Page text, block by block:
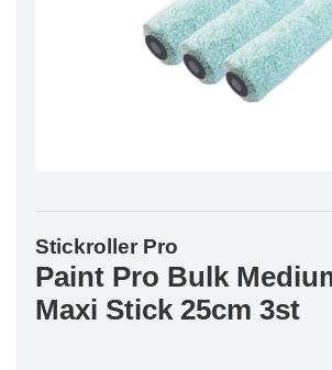
Stickroller Pro
Paint Pro Bulk
Maxi Stick 25cm 3st